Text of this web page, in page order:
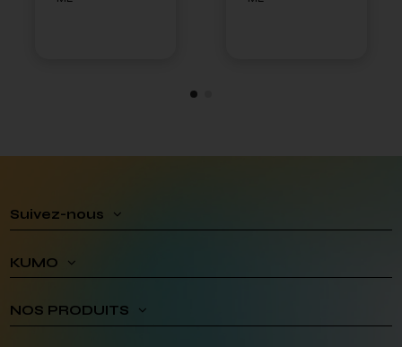
Suivez-nous
KUMO
NOS PRODUITS